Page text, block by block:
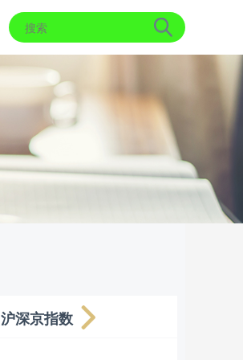
沪深京指数